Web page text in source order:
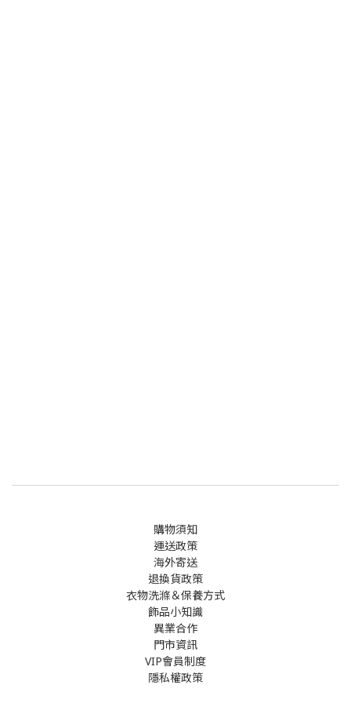
購物須知
運送政策
海外寄送
退換貨政策
衣物洗滌＆保養方式
飾品小知識
異業合作
門市資訊
VIP會員制度
隱私權政策